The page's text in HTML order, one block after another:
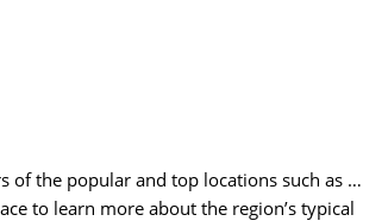
of the popular and top locations such as …
to learn more about the region’s typical